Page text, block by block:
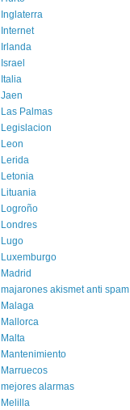
Inglaterra
Internet
Irlanda
Israel
Italia
Jaen
Las Palmas
Legislacion
Leon
Lerida
Letonia
Lituania
Logroño
Londres
Lugo
Luxemburgo
Madrid
majarones akismet anti spam
Malaga
Mallorca
Malta
Mantenimiento
Marruecos
mejores alarmas
Melilla